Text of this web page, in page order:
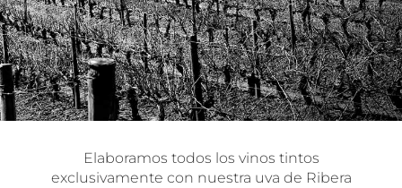
Elaboramos todos los vinos tintos
exclusivamente con nuestra uva de Ribera